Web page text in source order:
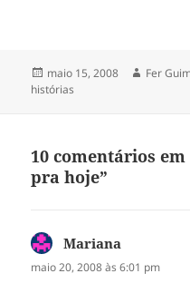
Não…Publicado
em
maio 15, 2008 Autor
Fer
histórias
10 comentários
pra hoje”
Mariana
maio 20, 2008 às 6:01 pm